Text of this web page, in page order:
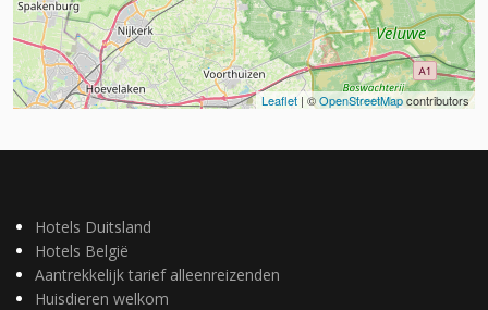
Leaflet | ©OpenStreetMapcontributors
Hotels Duitsland
Hotels België
Aantrekkelijk tarief alleenreizenden
Huisdieren welkom